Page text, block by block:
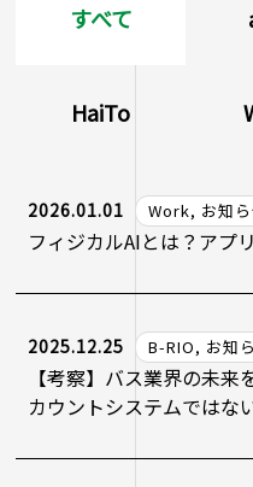
すべて
HaiTo
2026.01.01 Work, お知ら
フィジカルAIとは？アプ
2025.12.25 B-RIO, お知
【考察】バス業界の未
カウントシステムではな